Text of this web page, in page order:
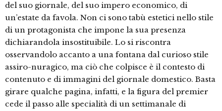
del suo giornale, del suo impero economico, di
un’estate da favola. Non ci sono tabù estetici nello stile
di un protagonista che impone la sua presenza
dichiarandola insostituibile. Lo si riscontra
osservandolo accanto a una fontana dal curioso stile
assiro-nuragico, ma ciò che colpisce è il contesto di
contenuto e di immagini del giornale domestico. Basta
girare qualche pagina, infatti, e la figura del premier
cede il passo alle specialità di un settimanale di